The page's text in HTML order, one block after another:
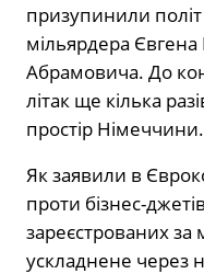
призупинили політ
мільярдера
Абрамовича. До
літак ще кілька
простір Німеччини.
Як заявили в
проти бізнес-
зареєстрованих за
ускладнене через